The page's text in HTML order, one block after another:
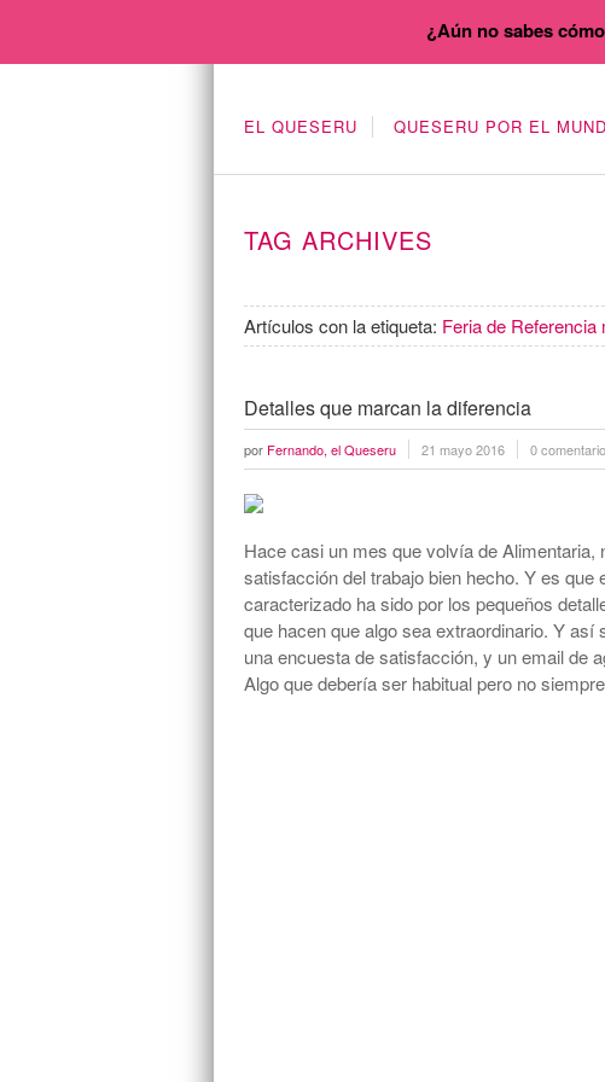
EL QUESERU QUESERU POR EL
TAG ARCHIVES
Artículos con la etiqueta: Feria de Referencia
Detalles que marcan la diferencia
por Fernando, el Queseru 21 mayo 2016 0
Hace casi un mes que volvía de
satisfacción del trabajo bien hecho. Y es
caracterizado ha sido por los pequeños
que hacen que algo sea extraordinario. Y
una encuesta de satisfacción, y un email de
Algo que debería ser habitual pero no
¿Aún no sabes